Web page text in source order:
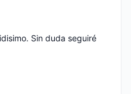
Sin duda seguiré